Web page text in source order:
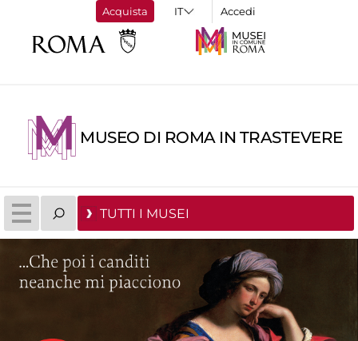
Acquista Accedi
MUSEO DI ROMA IN TRASTEVERE
TUTTI I MUSEI